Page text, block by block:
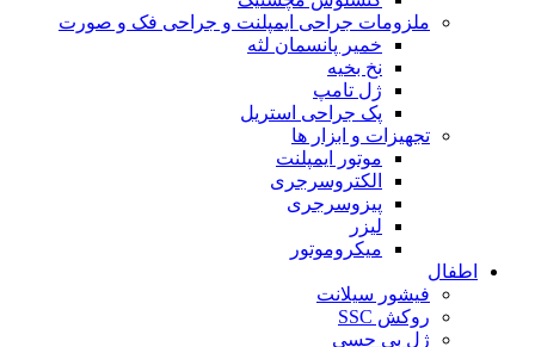
ملزومات جراحی ایمپلنت و جراحی فک و صورت
خمیر پانسمان لثه
نخ بخیه
ژل تامپ
پک جراحی استریل
تجهیزات و ابزار ها
موتور ایمپلنت
الکتروسرجری
پیزوسرجری
لیزر
میکروموتور
اطفال
فیشور سیلانت
روکش SSC
ژل بی حسی